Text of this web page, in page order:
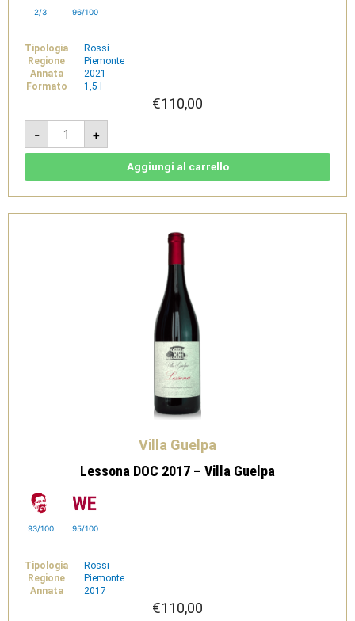
2/3 96/100
Tipologia
Rossi
Regione
Piemonte
Annata
2021
Formato
1,5 l
€110,00
-
Boca
DOC
2021
Magnum
Guelpa
+
Aggiungi al carrello
Villa Guelpa
Lessona DOC 2017 – Villa Guelpa
93/100 95/100
Tipologia
Rossi
Regione
Piemonte
Annata
2017
€110,00